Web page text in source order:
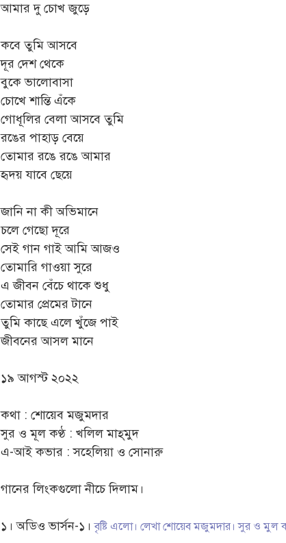
আমার দু চোখ জুড়ে
কবে তুমি আসবে
দূর দেশ থেকে
বুকে ভালোবাসা
চোখে শান্তি এঁকে
গোধূলির বেলা আসবে তুমি
রঙের পাহাড় বেয়ে
তোমার রঙে রঙে আমার
হৃদয় যাবে ছেয়ে
জানি না কী অভিমানে
চলে গেছো দূরে
সেই গান গাই আমি আজও
তোমারি গাওয়া সুরে
এ জীবন বেঁচে থাকে শুধু
তোমার প্রেমের টানে
তুমি কাছে এলে খুঁজে পাই
জীবনের আসল মানে
১৯ আগস্ট ২০২২
কথা : শোয়েব মজুমদার
সুর ও মূল কণ্ঠ : খলিল মাহ্‌মুদ
এ-আই কভার : সহেলিয়া ও সোনারু
গানের লিংকগুলো নীচে দিলাম।
১। অডিও ভার্সন-১।বৃষ্টি এলো। লেখা শোয়েব মজুমদার। সুর ও মুল